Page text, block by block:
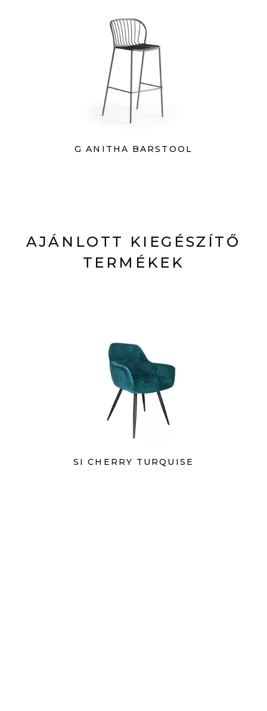
G ANITHA BARSTOOL
AJÁNLOTT KIEGÉSZÍTŐ
TERMÉKEK
SI CHERRY TURQUISE